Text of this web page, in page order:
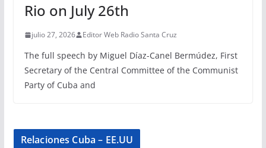
Rio on July 26th
julio 27, 2026 Editor Web Radio Santa Cruz
The full speech by Miguel Díaz-Canel Bermúdez, First
Secretary of the Central Committee of the Communist
Party of Cuba and
Relaciones Cuba – EE.UU